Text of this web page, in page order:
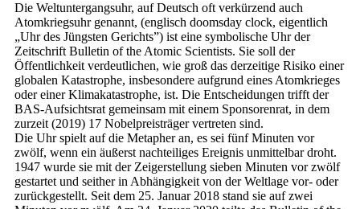
Die Weltuntergangsuhr, auf Deutsch oft verkürzend auch
Atomkriegsuhr genannt, (englisch doomsday clock, eigentlich
„Uhr des Jüngsten Gerichts”) ist eine symbolische Uhr der
Zeitschrift Bulletin of the Atomic Scientists. Sie soll der
Öffentlichkeit verdeutlichen, wie groß das derzeitige Risiko einer
globalen Katastrophe, insbesondere aufgrund eines Atomkrieges
oder einer Klimakatastrophe, ist. Die Entscheidungen trifft der
BAS-Aufsichtsrat gemeinsam mit einem Sponsorenrat, in dem
zurzeit (2019) 17 Nobelpreisträger vertreten sind.
Die Uhr spielt auf die Metapher an, es sei fünf Minuten vor
zwölf, wenn ein äußerst nachteiliges Ereignis unmittelbar droht.
1947 wurde sie mit der Zeigerstellung sieben Minuten vor zwölf
gestartet und seither in Abhängigkeit von der Weltlage vor- oder
zurückgestellt. Seit dem 25. Januar 2018 stand sie auf zwei